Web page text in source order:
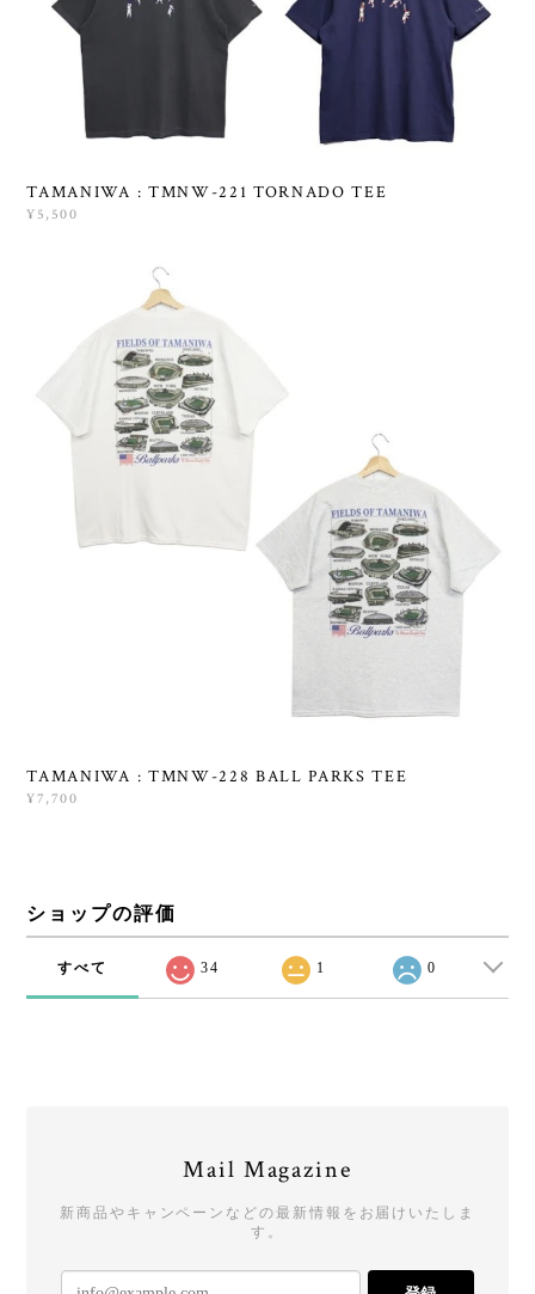
TAMANIWA : TMNW-221 TORNADO TEE
¥5,500
TAMANIWA : TMNW-228 BALL PARKS TEE
¥7,700
ショップの評価
すべて 34 1 0
Mail Magazine
新商品やキャンペーンなどの最新情報をお届けいたしま
す。